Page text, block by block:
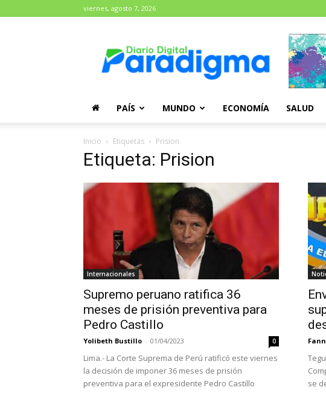
viernes, agosto 7, 2026
Paradigma
PAÍS MUNDO ECONOMÍA SALUD
Inicio Etiquetas Prision
Etiqueta: Prision
Internacionales
Supremo peruano ratifica 36
meses de prisión preventiva para
Pedro Castillo
Yolibeth Bustillo - 01/04/2023 0
Lima.- La Corte Suprema de Perú ratificó este viernes
la decisión de imponer 36 meses de prisión
preventiva para el expresidente Pedro Castillo
se